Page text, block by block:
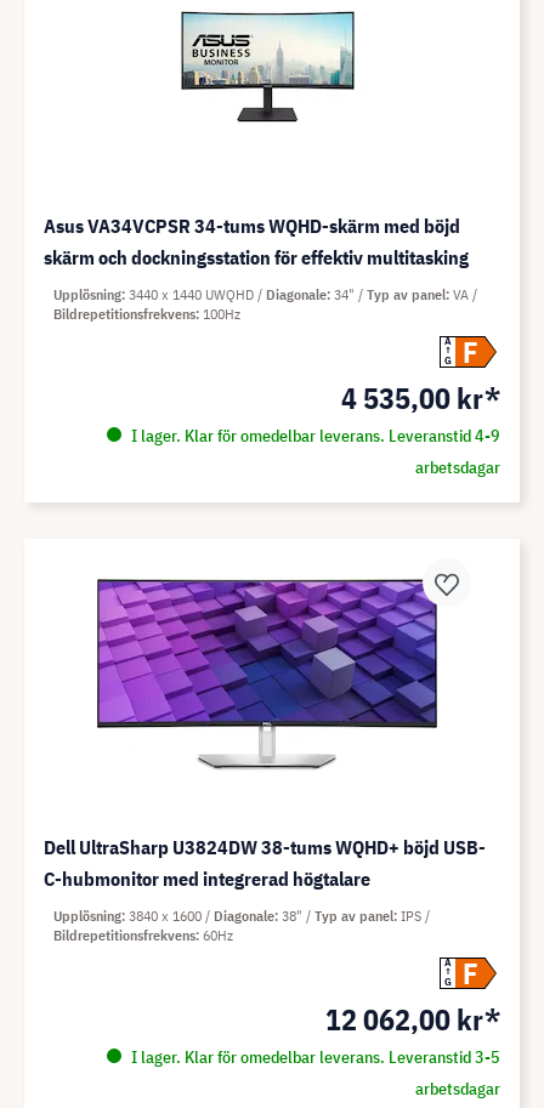
Asus VA34VCPSR 34-tums WQHD-skärm med böjd
skärm och dockningsstation för effektiv multitasking
A
G
F
4 535,00 kr*
I lager. Klar för omedelbar leverans. Leveranstid 4-9
arbetsdagar
Upplösning 3440 x 1440 UWQHD Diagonale 34" Typ av panel VA
Bildrepetitionsfrekvens 100Hz
Dell UltraSharp U3824DW 38-tums WQHD+ böjd USB-
C-hubmonitor med integrerad högtalare
A
G
F
12 062,00 kr*
I lager. Klar för omedelbar leverans. Leveranstid 3-5
arbetsdagar
Upplösning 3840 x 1600 Diagonale 38" Typ av panel IPS
Bildrepetitionsfrekvens 60Hz